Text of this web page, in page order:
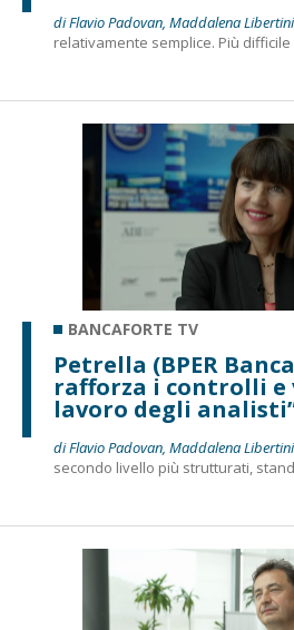
di Flavio Padovan, Maddalena
relativamente semplice. Più
BANCAFORTE TV
Petrella (BPER
rafforza i controlli e
lavoro degli
di Flavio Padovan, Maddalena
secondo livello più strutturati,